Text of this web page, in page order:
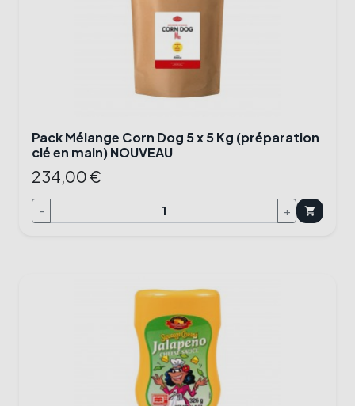
Pack Mélange Corn Dog 5 x 5 Kg (préparation
clé en main) NOUVEAU
234,00 €
- + shopping_cart